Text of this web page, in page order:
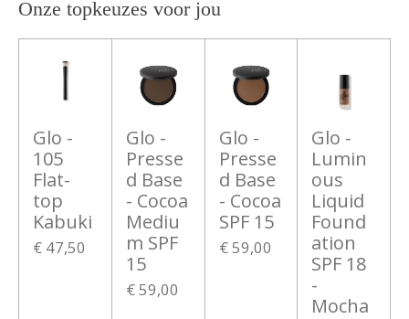
Onze topkeuzes voor jou
Glo -
105
Flat-
top
Kabuki
€ 47,50
Glo -
Presse
d Base
- Cocoa
Mediu
m SPF
15
€ 59,00
Glo -
Presse
d Base
- Cocoa
SPF 15
€ 59,00
Glo -
Lumin
ous
Liquid
Found
ation
SPF 18
-
Mocha